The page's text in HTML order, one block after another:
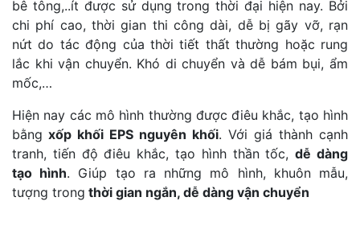
bê tông,..ít được sử dụng trong thời đại hiện nay. Bởi
chi phí cao, thời gian thi công dài, dễ bị gãy vỡ, rạn
nứt do tác động của thời tiết thất thường hoặc rung
lắc khi vận chuyển. Khó di chuyển và dễ bám bụi, ẩm
mốc,…
Hiện nay các mô hình thường được điêu khắc, tạo hình
bằng xốp khối EPS nguyên khối. Với giá thành cạnh
tranh, tiến độ điêu khắc, tạo hình thần tốc,dễ dàng
tạo hình. Giúp tạo ra những mô hình, khuôn mẫu,
tượng trong thời gian ngắn, dễ dàng vận chuyển